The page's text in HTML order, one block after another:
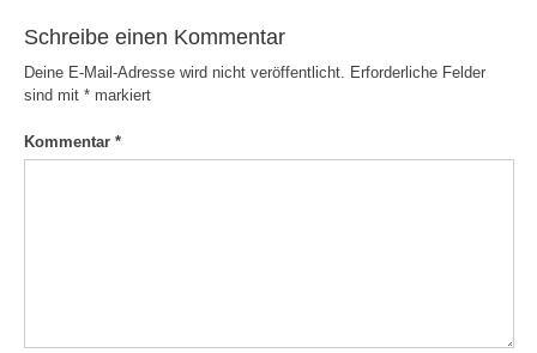
Schreibe einen Kommentar
Deine E-Mail-Adresse wird nicht veröffentlicht. Erforderliche Felder
sind mit *markiert
Kommentar *